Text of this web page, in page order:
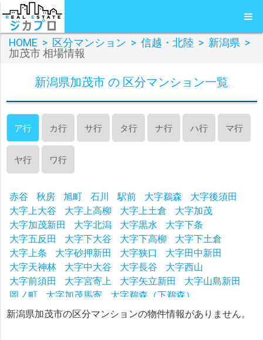
HOME > 区分マンション > 信越・北陸 > 新潟県 >
加茂市 相場情報
新潟県加茂市 の 区分マンション一覧
ア行 カ行 サ行 タ行 ナ行 ハ行 マ行
ヤ行 ワ行
赤谷 秋房 旭町 石川 駅前 大字鵜森
大字後須田
大字上大谷
大字上高柳 大字上土倉
大字加茂
大字加茂新田
大字北潟 大字黒水
大字下条
大字五反田
大字下大谷 大字下高柳
大字下土倉
大字上条
大字砂押新田 大字狭口
大字田中新田
大字天神林
大字中大谷 大字長谷
大字西山
大字前須田
大字宮寄上 大字矢立新田
大字山島新田
岡ノ町
大字加茂馬寄
大字鵜森（下鵜森）
大字鵜森（上鵜森）
大字鵜森（中鵜森）
新潟県加茂市の区分マンションの物件情報がありません。